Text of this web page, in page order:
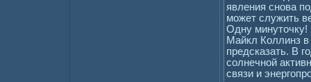
явления снова
может служить
Одну минуточку!
Майкл Коллинз
предсказать. В
солнечной
связи и